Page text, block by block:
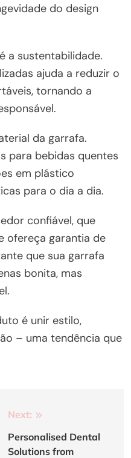
do design
a sustentabilidade.
ajuda a reduzir o
tornando a
da garrafa.
para bebidas quentes
em plástico
para o dia a dia.
confiável, que
ofereça garantia de
que sua garrafa
bonita, mas
é unir estilo,
– uma tendência que
Next:
Personalised Dental
Solutions from